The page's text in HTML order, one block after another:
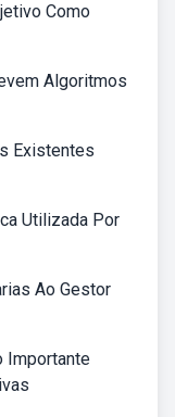
Como
Algoritmos
Existentes
Utilizada Por
Ao Gestor
Importante